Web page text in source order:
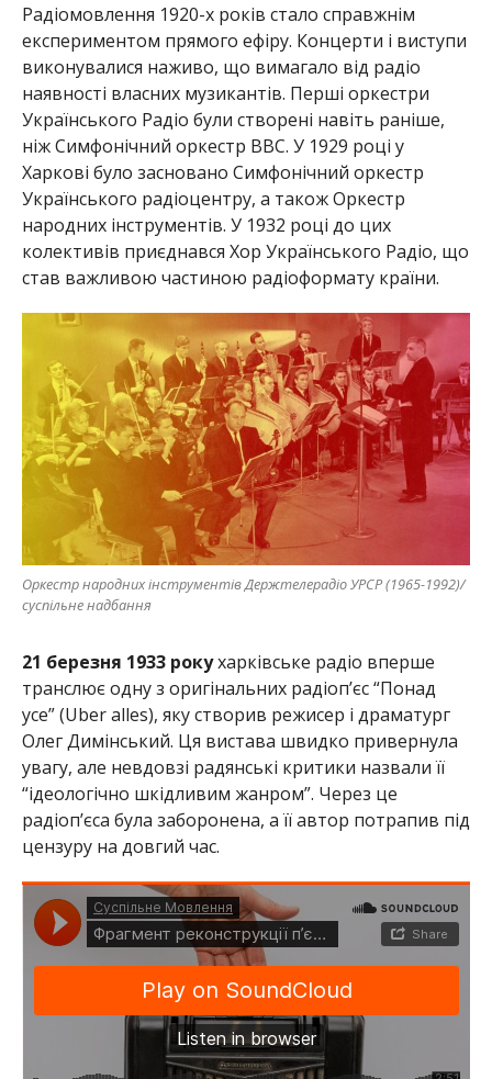
Радіомовлення 1920-х років стало справжнім
експериментом прямого ефіру. Концерти і виступи
виконувалися наживо, що вимагало від радіо
наявності власних музикантів. Перші оркестри
Українського Радіо були створені навіть раніше,
ніж Симфонічний оркестр BBC. У 1929 році у
Харкові було засновано Симфонічний оркестр
Українського радіоцентру, а також Оркестр
народних інструментів. У 1932 році до цих
колективів приєднався Хор Українського Радіо, що
став важливою частиною радіоформату країни.
Оркестр народних інструментів Держтелерадіо УРСР (1965-1992)/
суспільне надбання
21 березня 1933 рокухарківське радіо вперше
транслює одну з оригінальних радіоп’єс “Понад
усе” (Uber alles), яку створив режисер і драматург
Олег Димінський. Ця вистава швидко привернула
увагу, але невдовзі радянські критики назвали її
“ідеологічно шкідливим жанром”. Через це
радіоп’єса була заборонена, а її автор потрапив під
цензуру на довгий час.